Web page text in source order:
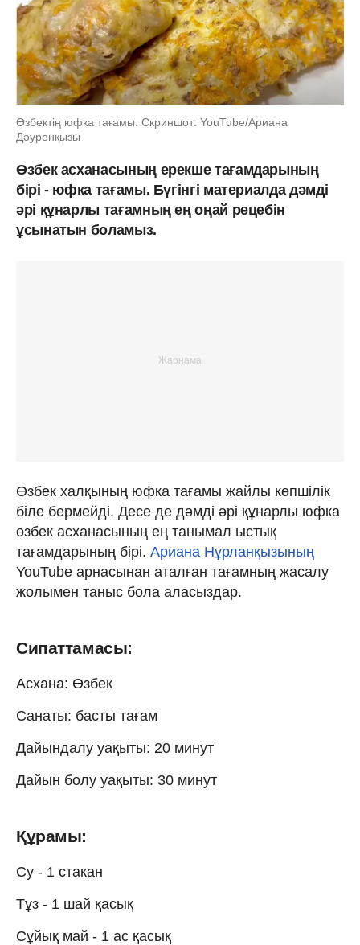
Өзбектің юфка тағамы. Скриншот: YouTube/Ариана
Дәуренқызы
Өзбек асханасының ерекше тағамдарының
бірі - юфка тағамы. Бүгінгі материалда дәмді
әрі құнарлы тағамның ең оңай рецебін
ұсынатын боламыз.
Өзбек халқының юфка тағамы жайлы көпшілік
біле бермейді. Десе де дәмді әрі құнарлы юфка
өзбек асханасының ең танымал ыстық
тағамдарының бірі. Ариана Нұрланқызының
YouTube арнасынан аталған тағамның жасалу
жолымен таныс бола аласыздар.
Сипаттамасы:
Асхана: Өзбек
Санаты: басты тағам
Дайындалу уақыты: 20 минут
Дайын болу уақыты: 30 минут
Құрамы:
Cу - 1 стакан
Тұз - 1 шай қасық
Сұйық май - 1 ас қасық